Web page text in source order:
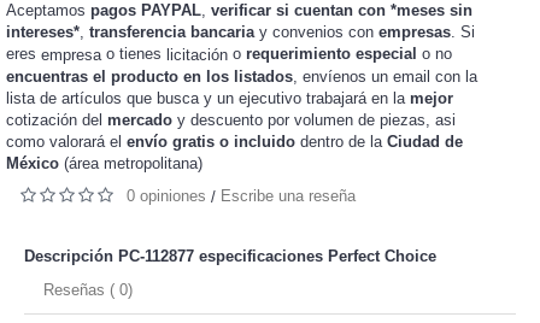
Aceptamos pagos PAYPAL, verificar si cuentan con *meses sin
intereses*, transferencia bancariay convenios con empresas. Si
eres empresa o tienes licitación o requerimiento especial o no
encuentras el producto en los listados , envíenos un email con la
lista de artículos que busca y un ejecutivo trabajará en la mejor
cotización del mercado y descuento por volumen de piezas, asi
como valorará el envío gratis o incluido dentro de la Ciudad de
México (área metropolitana)
0 opiniones / Escribe una reseña
Descripción PC-112877 especificaciones Perfect Choice
Reseñas ( 0)